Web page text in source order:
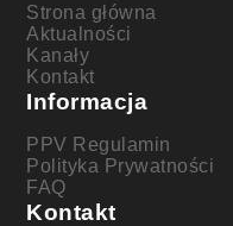
Strona główna
Aktualności
Kanały
Kontakt
Informacja
PPV Regulamin
Polityka Prywatności
FAQ
Kontakt